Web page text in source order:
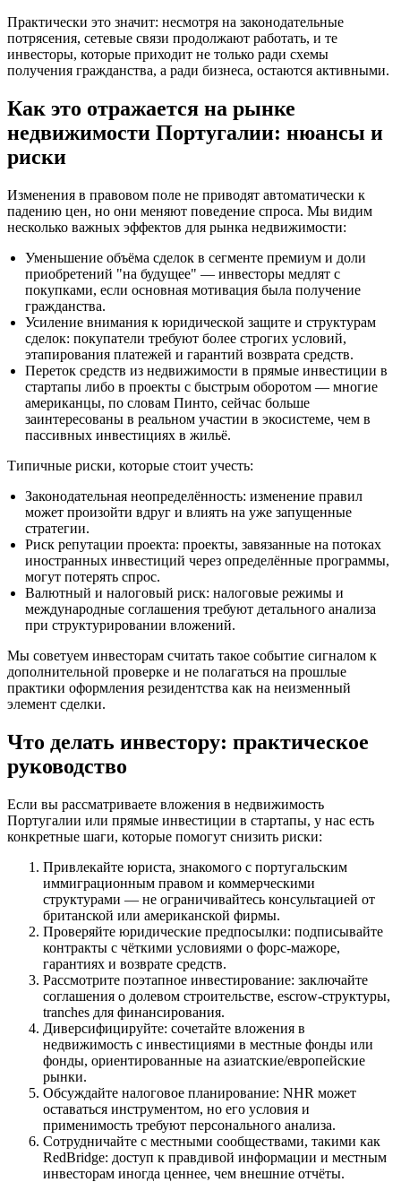
Практически это значит: несмотря на законодательные
потрясения, сетевые связи продолжают работать, и те
инвесторы, которые приходит не только ради схемы
получения гражданства, а ради бизнеса, остаются активными.
Как это отражается на рынке
недвижимости Португалии: нюансы и
риски
Изменения в правовом поле не приводят автоматически к
падению цен, но они меняют поведение спроса. Мы видим
несколько важных эффектов для рынка недвижимости:
Уменьшение объёма сделок в сегменте премиум и доли
приобретений "на будущее" — инвесторы медлят с
покупками, если основная мотивация была получение
гражданства.
Усиление внимания к юридической защите и структурам
сделок: покупатели требуют более строгих условий,
этапирования платежей и гарантий возврата средств.
Переток средств из недвижимости в прямые инвестиции в
стартапы либо в проекты с быстрым оборотом — многие
американцы, по словам Пинто, сейчас больше
заинтересованы в реальном участии в экосистеме, чем в
пассивных инвестициях в жильё.
Типичные риски, которые стоит учесть:
Законодательная неопределённость: изменение правил
может произойти вдруг и влиять на уже запущенные
стратегии.
Риск репутации проекта: проекты, завязанные на потоках
иностранных инвестиций через определённые программы,
могут потерять спрос.
Валютный и налоговый риск: налоговые режимы и
международные соглашения требуют детального анализа
при структурировании вложений.
Мы советуем инвесторам считать такое событие сигналом к
дополнительной проверке и не полагаться на прошлые
практики оформления резидентства как на неизменный
элемент сделки.
Что делать инвестору: практическое
руководство
Если вы рассматриваете вложения в недвижимость
Португалии или прямые инвестиции в стартапы, у нас есть
конкретные шаги, которые помогут снизить риски:
Привлекайте юриста, знакомого с португальским
иммиграционным правом и коммерческими
структурами — не ограничивайтесь консультацией от
британской или американской фирмы.
Проверяйте юридические предпосылки: подписывайте
контракты с чёткими условиями о форс-мажоре,
гарантиях и возврате средств.
Рассмотрите поэтапное инвестирование: заключайте
соглашения о долевом строительстве, escrow-структуры,
tranches для финансирования.
Диверсифицируйте: сочетайте вложения в
недвижимость с инвестициями в местные фонды или
фонды, ориентированные на азиатские/европейские
рынки.
Обсуждайте налоговое планирование: NHR может
оставаться инструментом, но его условия и
применимость требуют персонального анализа.
Сотрудничайте с местными сообществами, такими как
RedBridge: доступ к правдивой информации и местным
инвесторам иногда ценнее, чем внешние отчёты.